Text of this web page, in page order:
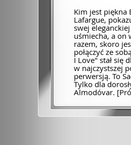
Kim jest piękna
Lafargue,
swej
uśmiecha, a on
razem, skoro
połączyć ze
I Love" stał się
w najczystszej
perwersją. To
Tylko dla
Almodóvar.